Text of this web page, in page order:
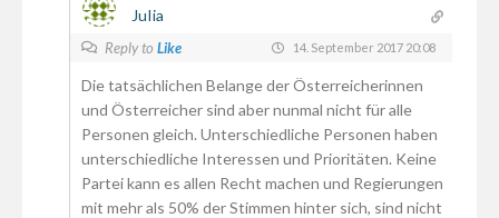
Julia
Reply to Like 14. September 2017 20:08
Die tatsächlichen Belange der Österreicherinnen
und Österreicher sind aber nunmal nicht für alle
Personen gleich. Unterschiedliche Personen haben
unterschiedliche Interessen und Prioritäten. Keine
Partei kann es allen Recht machen und Regierungen
mit mehr als 50% der Stimmen hinter sich, sind nicht